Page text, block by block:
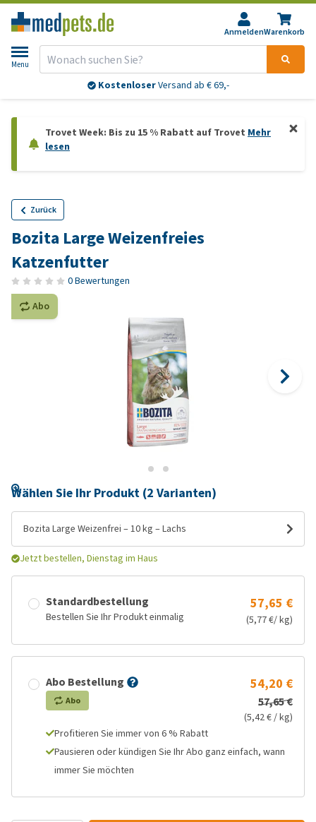
AnmeldenWarenkorb
Menu
KostenloserVersand ab € 69,-
Trovet Week: Bis zu 15 % Rabatt auf Trovet Mehr
lesen
Zurück
Bozita Large Weizenfreies
Katzenfutter
0 Bewertungen
Abo
Wählen Sie Ihr Produkt (2 Varianten)
Bozita Large Weizenfrei – 10 kg – Lachs
Jetzt bestellen, Dienstag im Haus
Standardbestellung
Bestellen Sie Ihr Produkt einmalig
57,65 €
(5,77 €/ kg)
Abo Bestellung
Abo
54,20 €
57,65 €
(5,42 € / kg)
Profitieren Sie immer von 6 % Rabatt
Pausieren oder kündigen Sie Ihr Abo ganz einfach, wann
immer Sie möchten